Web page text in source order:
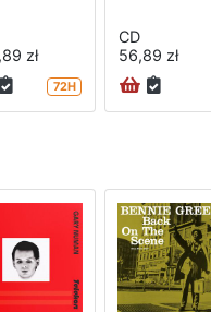
zł
72H
CD
56,89 zł